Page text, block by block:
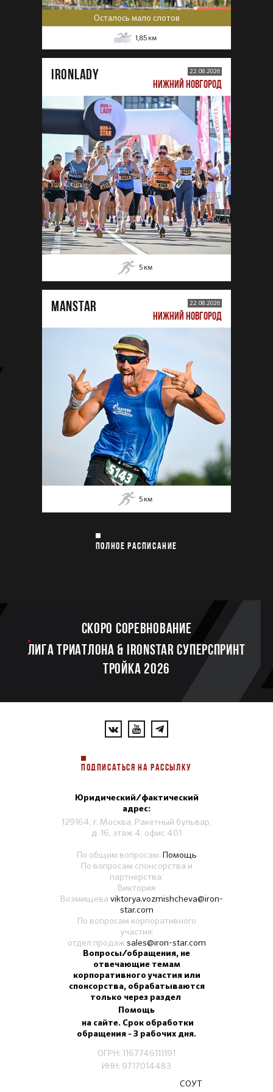
Осталось мало слотов
1,85 км
IRONLADY 22.08.2026
НИЖНИЙ НОВГОРОД
5 км
MANSTAR 22.08.2026
НИЖНИЙ НОВГОРОД
5 км
ПОЛНОЕ РАСПИСАНИЕ
Скоро соревнование
ЛИГА ТРИАТЛОНА & IRONSTAR СУПЕРСПРИНТ
ТРОЙКА 2026
ПОДПИСАТЬСЯ НА РАССЫЛКУ
Юридический/фактический
адрес:
129164, г. Москва, Ракетный бульвар,
д. 16, этаж 4, офис 401
По общим вопросам: Помощь
По вопросам спонсорства и
партнерства:
Виктория
Возмищева viktorya.vozmishcheva@iron-
star.com
По вопросам корпоративного
участия:
отдел продаж sales@iron-star.com
Вопросы/обращения, не
отвечающие темам
корпоративного участия или
спонсорства, обрабатываются
только через раздел
Помощь
на сайте. Срок обработки
обращения - 3 рабочих дня.
ОГРН: 1167746111191
ИНН: 9717014483
СОУТ